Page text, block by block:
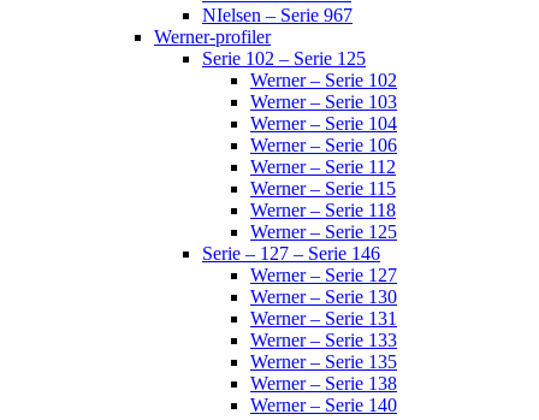
NIelsen – Serie 967
Werner-profiler
Serie 102 – Serie 125
Werner – Serie 102
Werner – Serie 103
Werner – Serie 104
Werner – Serie 106
Werner – Serie 112
Werner – Serie 115
Werner – Serie 118
Werner – Serie 125
Serie – 127 – Serie 146
Werner – Serie 127
Werner – Serie 130
Werner – Serie 131
Werner – Serie 133
Werner – Serie 135
Werner – Serie 138
Werner – Serie 140